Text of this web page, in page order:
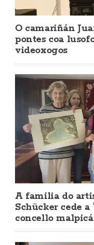
O camariñán
pontes coa
videoxogos
A familia do
Schücker cede
concello